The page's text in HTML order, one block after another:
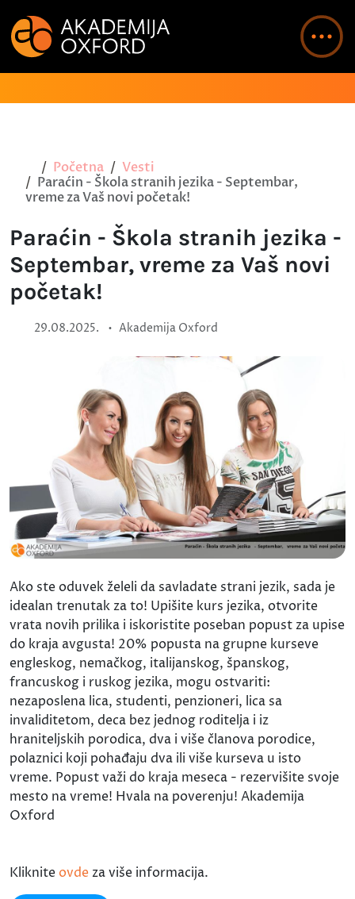
Početna
Vesti
Paraćin - Škola stranih jezika - Septembar,
vreme za Vaš novi početak!
Paraćin - Škola stranih jezika -
Septembar, vreme za Vaš novi
početak!
29.08.2025. • Akademija Oxford
Ako ste oduvek želeli da savladate strani jezik, sada je
idealan trenutak za to! Upišite kurs jezika, otvorite
vrata novih prilika i iskoristite poseban popust za upise
do kraja avgusta! 20% popusta na grupne kurseve
engleskog, nemačkog, italijanskog, španskog,
francuskog i ruskog jezika, mogu ostvariti:
nezaposlena lica, studenti, penzioneri, lica sa
invaliditetom, deca bez jednog roditelja i iz
hraniteljskih porodica, dva i više članova porodice,
polaznici koji pohađaju dva ili više kurseva u isto
vreme. Popust važi do kraja meseca - rezervišite svoje
mesto na vreme! Hvala na poverenju! Akademija
Oxford
Kliknite ovde za više informacija.